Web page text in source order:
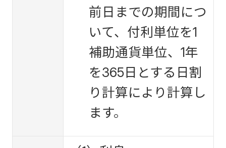
前日までの期間につ
いて、付利単位を1
補助通貨単位、1年
を365日とする日割
り計算により計算し
ます。